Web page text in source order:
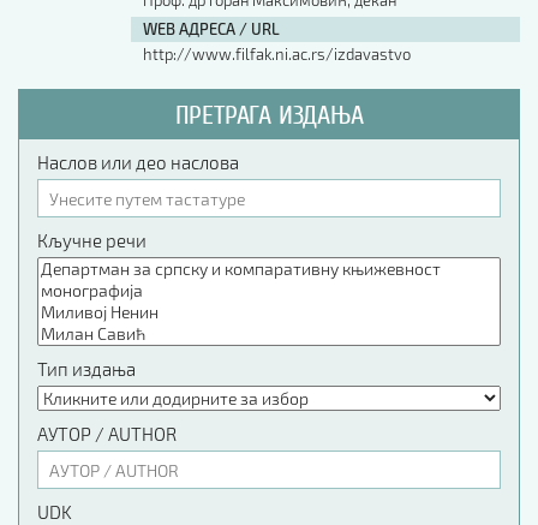
WEB АДРЕСА / URL
http://www.filfak.ni.ac.rs/izdavastvo
ПРЕТРАГА ИЗДАЊА
Наслов или део наслова
Кључне речи
Тип издања
АУТОР / AUTHOR
UDK